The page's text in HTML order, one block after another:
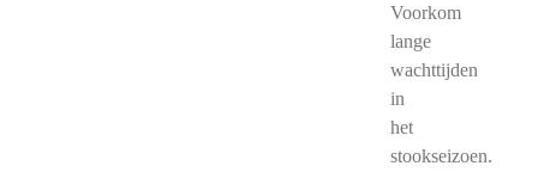
Voorkom
lange
wachttijden
in
het
stookseizoen.